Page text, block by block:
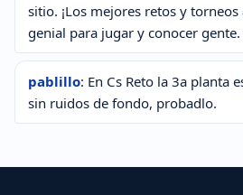
sitio. ¡Los mejores retos y
genial para jugar y conocer gente.
pablillo: En Cs Reto la 3a planta
sin ruidos de fondo, probadlo.